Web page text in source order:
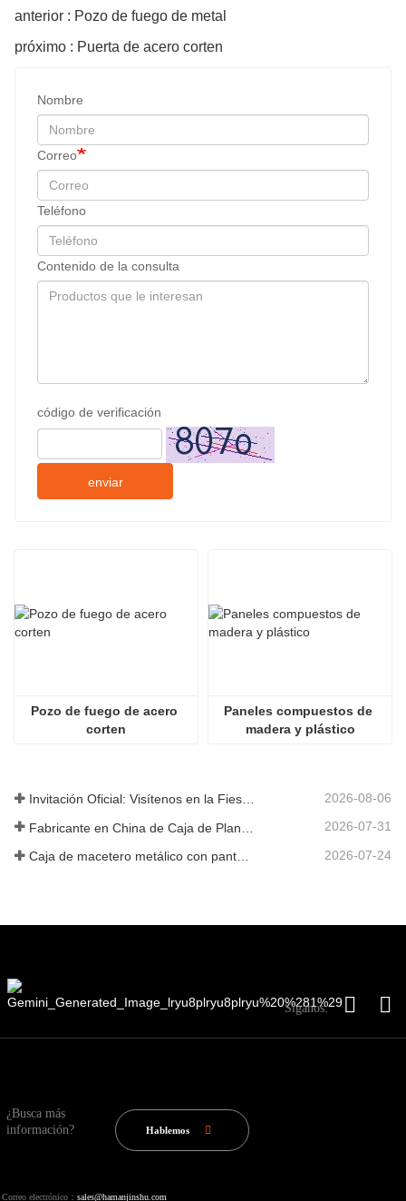
anterior : Pozo de fuego de metal
próximo : Puerta de acero corten
Nombre
Correo
Teléfono
Contenido de la consulta
código de verificación
enviar
Pozo de fuego de acero
corten
Paneles compuestos de
madera y plástico
Invitación Oficial: Visítenos en la Fiesta de Jardín al Estilo Británico GLEE 2026 2026-08-06
2026-07-31
2026-07-24
Síganos:
¿Busca más
información?
Hablemos
Correo electrónico： sales@hamanjinshu.com